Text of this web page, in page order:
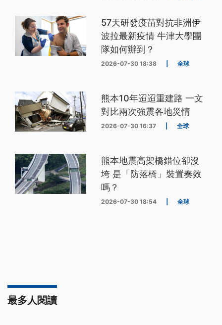
57天研發疫苗對抗非洲伊
波拉最新疫情 牛津大學團
隊如何辦到？
2026-07-30 18:38 全球
熊本10年迢迢重建路 一文
對比兩次強震各地災情
2026-07-30 16:37 全球
熊本地震高架橋錯位卻沒
垮 是「防落橋」裝置奏效
嗎？
2026-07-30 18:54 全球
最多人閱讀